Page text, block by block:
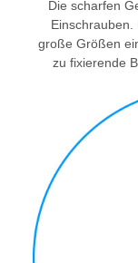
Die scharfen
Einschrauben.
große Größen
zu fixierende